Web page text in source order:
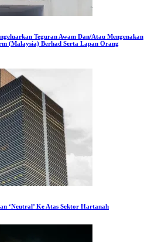
Teguran Awam Dan/Atau Mengenakan
(Malaysia) Berhad Serta Lapan Orang
‘Neutral’ Ke Atas Sektor Hartanah